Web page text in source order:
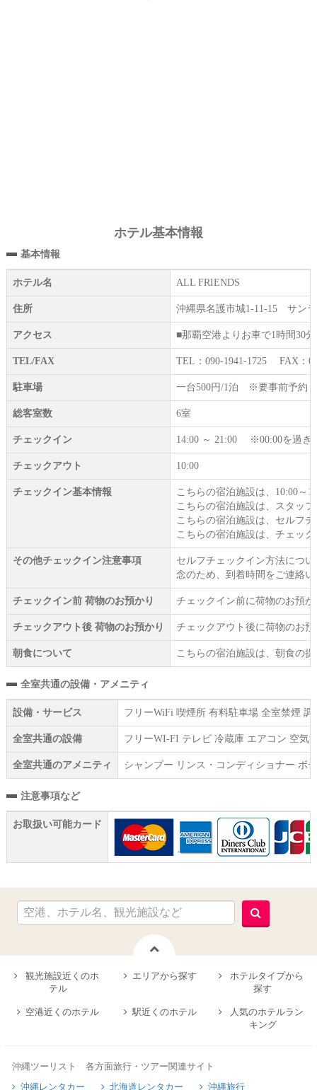
ホテル基本情報
基本情報
ホテル名 ALL FRIENDS
住所 沖縄県名護市城1-11-15 サン
アクセス ■那覇空港よりお車で1時間30
TEL/FAX TEL：090-1941-1725 FAX：
駐車場 一台500円/1泊 ※要事前予約
総客室数 6室
チェックイン 14:00 ～ 21:00 ※00:00を過ぎ
チェックアウト 10:00
チェックイン基本情報
こちらの宿泊施設は、10:00～
こちらの宿泊施設は、スタッ
こちらの宿泊施設は、セルフ
こちらの宿泊施設は、チェッ
その他チェックイン注意事項
セルフチェックイン方法につ
念のため、到着時間をご連絡
チェックイン前 荷物のお預かり チェックイン前に荷物のお預
チェックアウト後 荷物のお預かり チェックアウト後に荷物のお
朝食について こちらの宿泊施設は、朝食の
全室共通の設備・アメニティ
設備・サービス フリーWiFi 喫煙所 有料駐車場 全室禁煙
全室共通の設備 フリーWI‐FI テレビ 冷蔵庫 エアコン 空気
全室共通のアメニティ シャンプー リンス・コンディショナー ボ
注意事項など
お取扱い可能カード
観光施設近くのホ
テル
エリアから探す
ホテルタイプから
探す
空港近くのホテル 駅近くのホテル
人気のホテルラン
キング
沖縄ツーリスト 各方面旅行・ツアー関連サイト
沖縄レンタカー
北海道レンタカー 沖縄旅行